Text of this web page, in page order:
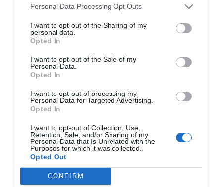
Personal Data Processing Opt Outs
I want to opt-out of the Sharing of my
personal data.
Opted In
I want to opt-out of the Sale of my
Personal Data.
Opted In
I want to opt-out of processing my
Personal Data for Targeted Advertising.
Opted In
I want to opt-out of Collection, Use,
Retention, Sale, and/or Sharing of my
Personal Data that Is Unrelated with the
Purposes for which it was collected.
Opted Out
CONFIRM